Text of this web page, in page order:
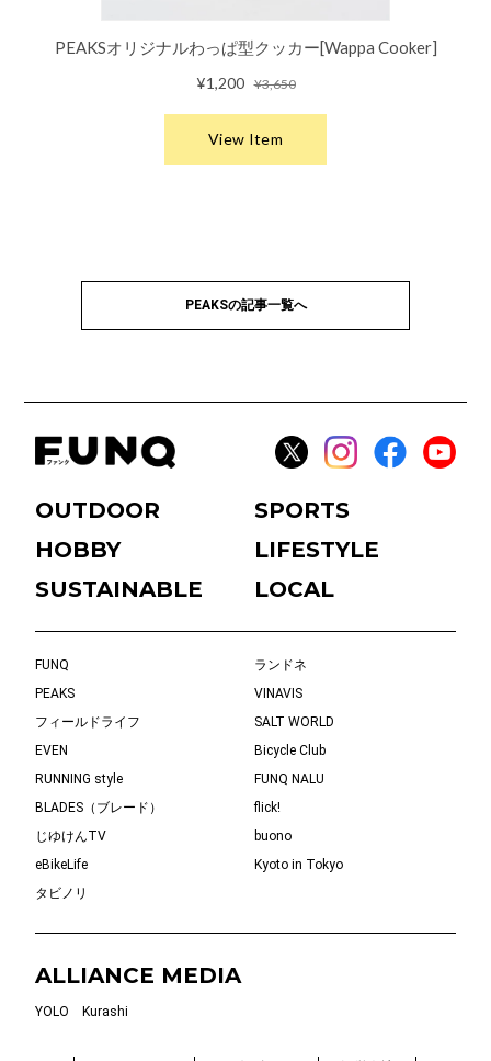
PEAKSの記事一覧へ
OUTDOOR
SPORTS
HOBBY
LIFESTYLE
SUSTAINABLE
LOCAL
FUNQ
ランドネ
PEAKS
VINAVIS
フィールドライフ
SALT WORLD
EVEN
Bicycle Club
RUNNING style
FUNQ NALU
BLADES（ブレード）
flick!
じゆけんTV
buono
eBikeLife
Kyoto in Tokyo
タビノリ
ALLIANCE MEDIA
YOLO Kurashi